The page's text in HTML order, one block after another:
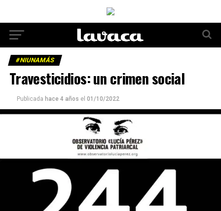
#NIUNAMÁS
Travesticidios: un crimen social
Publicada hace 4 años el 01/10/2022